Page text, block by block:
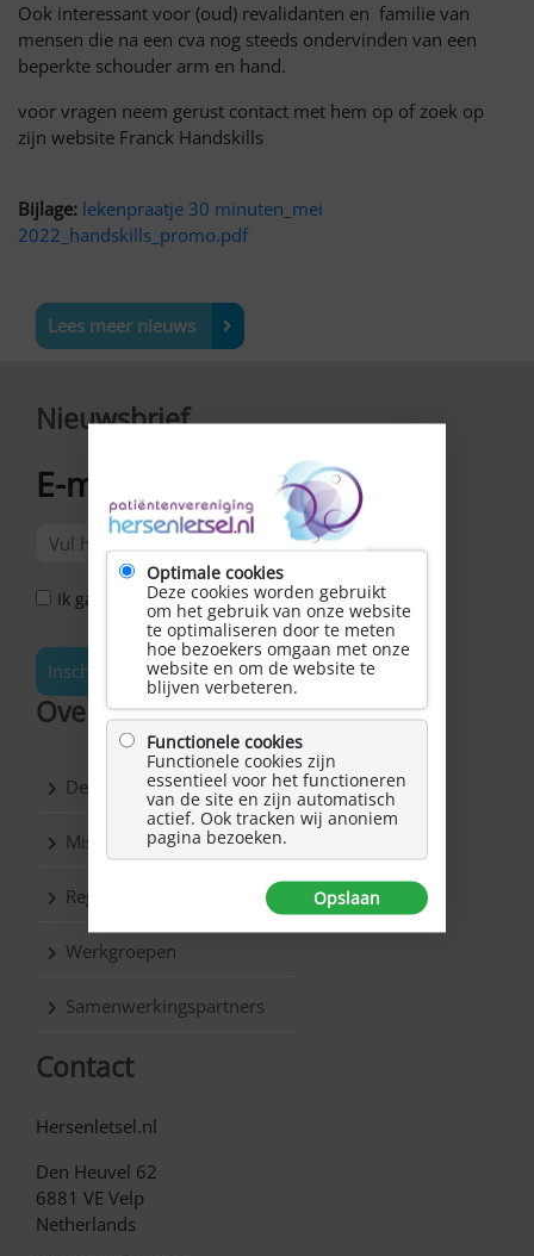
Ook interessant voor (oud) revalidanten en familie van
mensen die na een cva nog steeds ondervinden van een
beperkte schouder arm en hand.
voor vragen neem gerust contact met hem op of zoek op
zijn website Franck Handskills
Bijlage: lekenpraatje 30 minuten_mei
2022_handskills_promo.pdf
Lees meer nieuws
Nieuwsbrief
E-mailadres
Ik ga akkoord met het Privacy Statement *
Inschrijven
Over Hersenletsel.nl
De vereniging
Missie & Visie
Regio’s
Werkgroepen
Samenwerkingspartners
Contact
Hersenletsel.nl
Den Heuvel 62
6881 VE Velp
Netherlands
Optimale cookies
Deze cookies worden gebruikt
om het gebruik van onze website
te optimaliseren door te meten
hoe bezoekers omgaan met onze
website en om de website te
blijven verbeteren.
Functionele cookies
Functionele cookies zijn
essentieel voor het functioneren
van de site en zijn automatisch
actief. Ook tracken wij anoniem
pagina bezoeken.
Opslaan